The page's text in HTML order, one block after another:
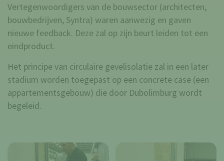
Vertegenwoordigers van de bouwsector (architecten,
bouwbedrijven, Syntra) waren aanwezig en gaven
nieuwe feedback. Deze zal op zijn beurt leiden tot een
eindproduct.
Het principe van circulaire gevelisolatie zal in een later
stadium worden toegepast op een concrete case (een
appartementsgebouw) die door Dubolimburg wordt
begeleid.